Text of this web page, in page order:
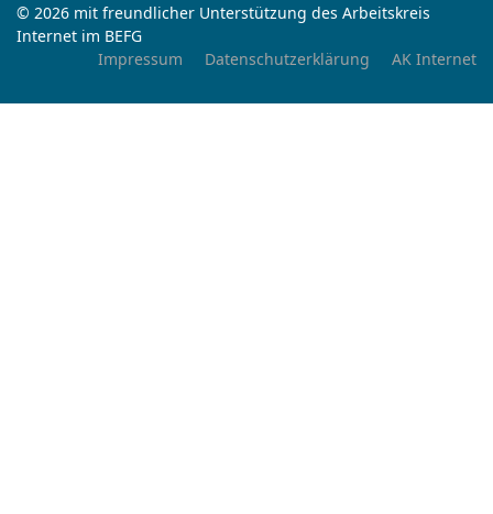
© 2026 mit freundlicher Unterstützung des Arbeitskreis
Internet im BEFG
Impressum
Datenschutzerklärung AK Internet